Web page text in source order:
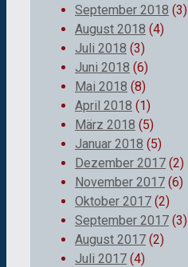
September 2018 (3)
August 2018 (4)
Juli 2018 (3)
Juni 2018 (6)
Mai 2018 (8)
April 2018 (1)
März 2018 (5)
Januar 2018 (5)
Dezember 2017 (2)
November 2017 (6)
Oktober 2017 (2)
September 2017 (3)
August 2017 (2)
Juli 2017 (4)